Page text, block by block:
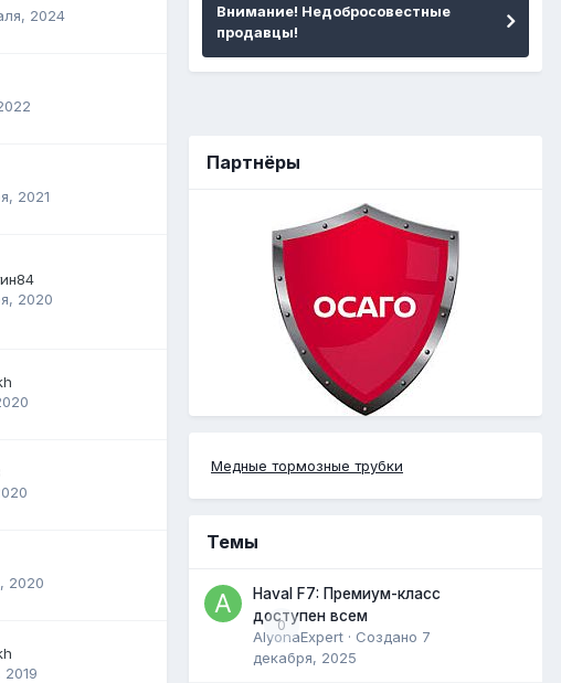
2024
2021
2020
2020
Внимание! Недобросовестные
продавцы!
Партнёры
Медные тормозные трубки
Темы
0
Haval F7: Премиум-класс
доступен всем
AlyonaExpert · Создано 7
декабря, 2025